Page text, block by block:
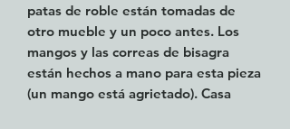
patas de roble están tomadas de
otro mueble y un poco antes. Los
mangos y las correas de bisagra
están hechos a mano para esta pieza
(un mango está agrietado). Casa